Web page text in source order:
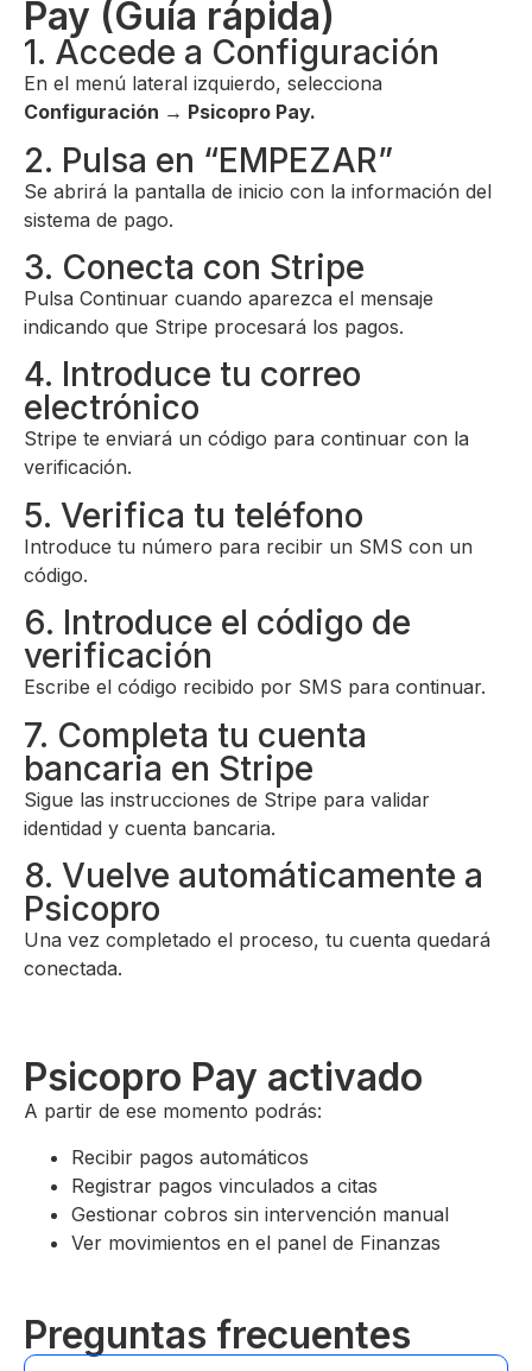
Pay (Guía rápida)
1. Accede a Configuración
En el menú lateral izquierdo, selecciona
Configuración → Psicopro Pay.
2. Pulsa en “EMPEZAR”
Se abrirá la pantalla de inicio con la información del
sistema de pago.
3. Conecta con Stripe
Pulsa Continuar cuando aparezca el mensaje
indicando que Stripe procesará los pagos.
4. Introduce tu correo
electrónico
Stripe te enviará un código para continuar con la
verificación.
5. Verifica tu teléfono
Introduce tu número para recibir un SMS con un
código.
6. Introduce el código de
verificación
Escribe el código recibido por SMS para continuar.
7. Completa tu cuenta
bancaria en Stripe
Sigue las instrucciones de Stripe para validar
identidad y cuenta bancaria.
8. Vuelve automáticamente a
Psicopro
Una vez completado el proceso, tu cuenta quedará
conectada.
Psicopro Pay activado
A partir de ese momento podrás:
Recibir pagos automáticos
Registrar pagos vinculados a citas
Gestionar cobros sin intervención manual
Ver movimientos en el panel de Finanzas
Preguntas frecuentes